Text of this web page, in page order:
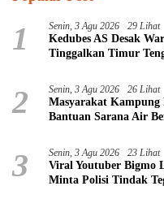
1 Senin, 3 Agu 2026 29 Lihat
Kedubes AS Desak
Tinggalkan Timur
2 Senin, 3 Agu 2026 26 Lihat
Masyarakat Kampung
Bantuan Sarana Air
3 Senin, 3 Agu 2026 23 Lihat
Viral Youtuber Bigmo
Minta Polisi Tindak